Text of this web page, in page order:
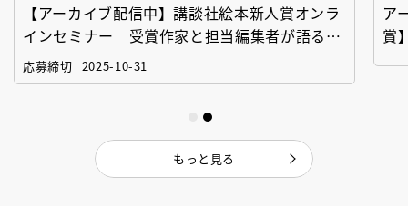
【アーカイブ配信中】講談社絵本新人賞オンラ
インセミナー 受賞作家と担当編集者が語る
「絵本創作実践講座」
応募締切 2025-10-31
ア
賞
もっと見る